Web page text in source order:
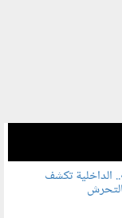
الداخلية تكشف